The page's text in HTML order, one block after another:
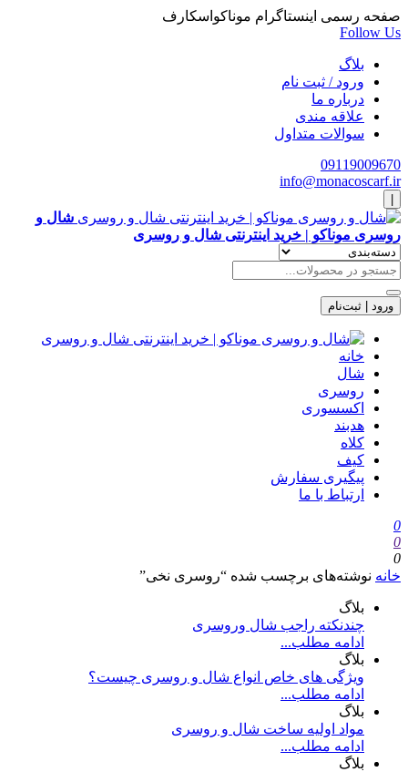
صفحه رسمی اینستاگرام موناکواسکارف
Follow Us
بلاگ
ورود / ثبت نام
درباره ما
علاقه مندی
سوالات متداول
09119009670
info@monacoscarf.ir
شال و
روسری موناکو | خرید اینترنتی شال و روسری
ورود | ثبت‌نام
خانه
شال
روسری
اکسسوری
هدبند
کلاه
کیف
پیگیری سفارش
ارتباط با ما
0
0
0
خانه نوشته‌های برچسب شده “روسری نخی”
بلاگ
چندنکته راجب شال وروسری
ادامه مطلب...
بلاگ
ویژگی های خاص انواع شال و روسری چیست؟
ادامه مطلب...
بلاگ
مواد اولیه ساخت شال و روسری
ادامه مطلب...
بلاگ